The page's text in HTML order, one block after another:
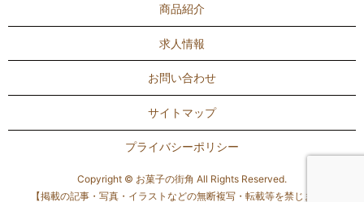
商品紹介
求人情報
お問い合わせ
サイトマップ
プライバシーポリシー
Copyright © お菓子の街角 All Rights Reserved.
【掲載の記事・写真・イラストなどの無断複写・転載等を禁じます】